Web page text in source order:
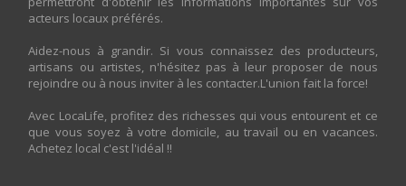
acteurs locaux préférés.
Aidez-nous à grandir. Si vous connaissez des producteurs,
artisans ou artistes, n'hésitez pas à leur proposer de nous
rejoindre ou à nous inviter à les contacter.L'union fait la force!
Avec LocaLife, profitez des richesses qui vous entourent et ce
que vous soyez à votre domicile, au travail ou en vacances.
Achetez local c'est l'idéal !!